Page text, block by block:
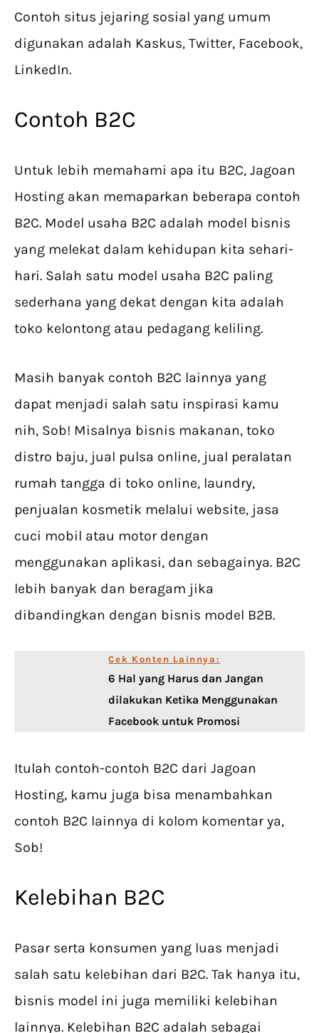
Contoh situs jejaring sosial yang umum
digunakan adalah Kaskus, Twitter, Facebook,
LinkedIn.
Contoh B2C
Untuk lebih memahami apa itu B2C, Jagoan
Hosting akan memaparkan beberapa contoh
B2C. Model usaha B2C adalah model bisnis
yang melekat dalam kehidupan kita sehari-
hari. Salah satu model usaha B2C paling
sederhana yang dekat dengan kita adalah
toko kelontong atau pedagang keliling.
Masih banyak contoh B2C lainnya yang
dapat menjadi salah satu inspirasi kamu
nih, Sob! Misalnya bisnis makanan, toko
distro baju, jual pulsa online, jual peralatan
rumah tangga di toko online, laundry,
penjualan kosmetik melalui website, jasa
cuci mobil atau motor dengan
menggunakan aplikasi, dan sebagainya. B2C
lebih banyak dan beragam jika
dibandingkan dengan bisnis model B2B.
Cek Konten Lainnya:
6 Hal yang Harus dan Jangan
dilakukan Ketika Menggunakan
Facebook untuk Promosi
Itulah contoh-contoh B2C dari Jagoan
Hosting, kamu juga bisa menambahkan
contoh B2C lainnya di kolom komentar ya,
Sob!
Kelebihan B2C
Pasar serta konsumen yang luas menjadi
salah satu kelebihan dari B2C. Tak hanya itu,
bisnis model ini juga memiliki kelebihan
lainnya. Kelebihan B2C adalah sebagai